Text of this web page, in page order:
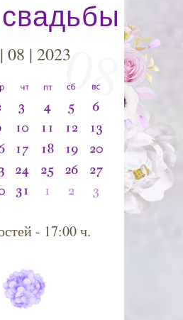
- 17:00 ч.
08
08 | 2023